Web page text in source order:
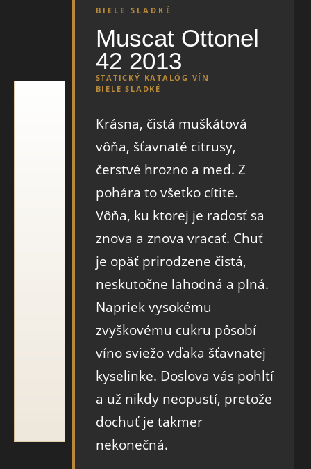
BIELE SLADKÉ
Muscat Ottonel
42 2013
STATICKÝ KATALÓG VÍN
BIELE SLADKÉ
Krásna, čistá muškátová
vôňa, šťavnaté citrusy,
čerstvé hrozno a med. Z
pohára to všetko cítite.
Vôňa, ku ktorej je radosť sa
znova a znova vracať. Chuť
je opäť prirodzene čistá,
neskutočne lahodná a plná.
Napriek vysokému
zvyškovému cukru pôsobí
víno sviežo vďaka šťavnatej
kyselinke. Doslova vás pohltí
a už nikdy neopustí, pretože
dochuť je takmer
nekonečná.